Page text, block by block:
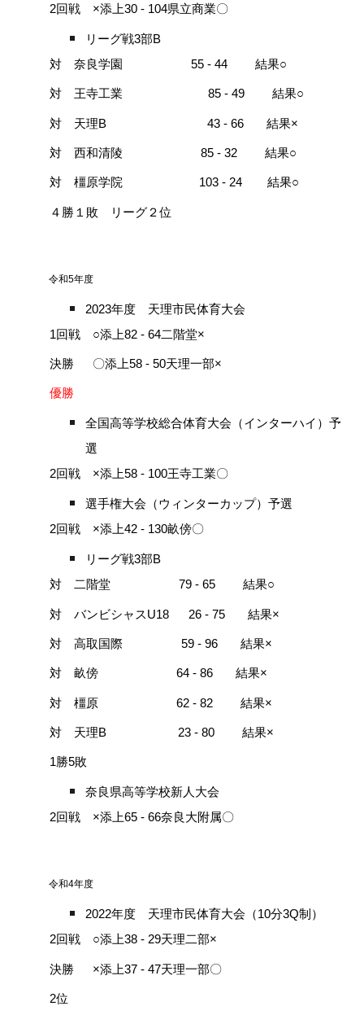
2回戦 ×添上30 - 104県立商業〇
リーグ戦3部B
対 奈良学園 55 - 44 結果○
対 王寺工業 85 - 49結果○
対 天理B 43 - 66 結果×
対 西和清陵 85 - 32 結果○
対 橿原学院 103 - 24 結果○
４勝１敗 リーグ２位
令和5年度
2023年度 天理市民体育大会
1回戦 ○添上82 - 64二階堂×
決勝 〇添上58 - 50天理一部×
優勝
全国高等学校総合体育大会（インターハイ）予
選
2回戦 ×添上58 - 100王寺工業〇
選手権大会（ウィンターカップ）予選
2回戦 ×添上42 - 130畝傍〇
リーグ戦3部B
対 二階堂 79 - 65 結果○
対 バンビシャスU18 26 - 75 結果×
対 高取国際 59 - 96 結果×
対 畝傍 64 - 86 結果×
対 橿原 62 - 82 結果×
対 天理B 23 - 80 結果×
1勝5敗
奈良県高等学校新人大会
2回戦 ×添上65 - 66奈良大附属〇
令和4年度
2022年度 天理市民体育大会（10分3Q制）
2回戦 ○添上38 - 29天理二部×
決勝 ×添上37 - 47天理一部〇
2位